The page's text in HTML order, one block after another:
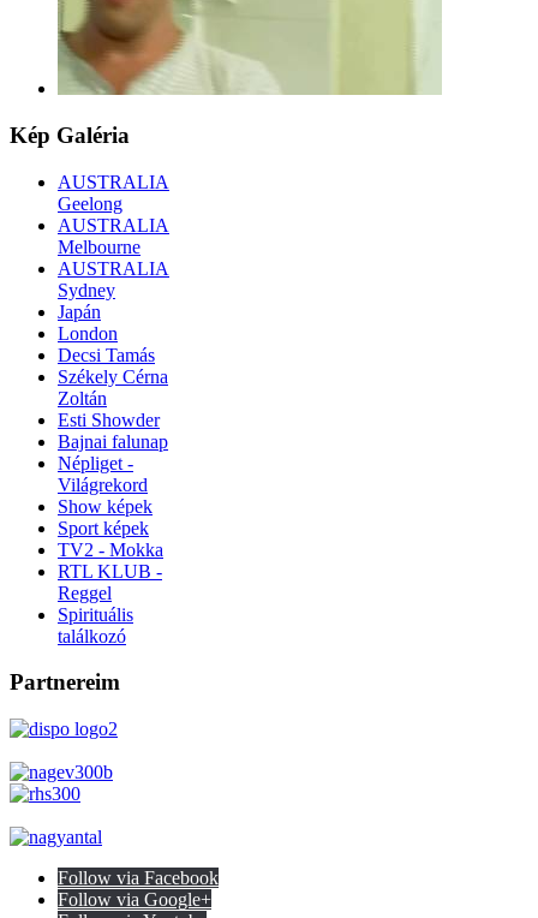
Kép Galéria
AUSTRALIA
Geelong
AUSTRALIA
Melbourne
AUSTRALIA
Sydney
Japán
London
Decsi Tamás
Székely Cérna
Zoltán
Esti Showder
Bajnai falunap
Népliget -
Világrekord
Show képek
Sport képek
TV2 - Mokka
RTL KLUB -
Reggel
Spirituális
találkozó
Partnereim
Follow via Facebook
Follow via Google+